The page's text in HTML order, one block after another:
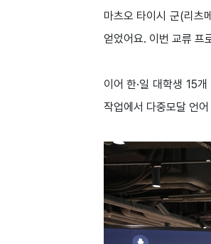
마츠오 타이시 군(리츠
얻었어요. 이번 교류 프
이어 한·일 대학생 15
작업에서 다중모달 언